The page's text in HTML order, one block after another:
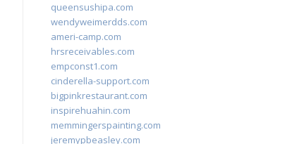
queensushipa.com
wendyweimerdds.com
ameri-camp.com
hrsreceivables.com
empconst1.com
cinderella-support.com
bigpinkrestaurant.com
inspirehuahin.com
memmingerspainting.com
jeremypbeasley.com